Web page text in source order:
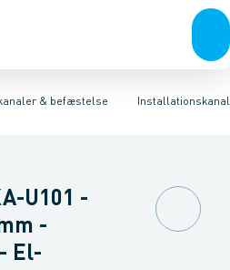
& befæstelse
lampeudtagForgreningsmateriel
for gulvInstallationskanaler
T-stykke til installationskanal
U101 -
-
El-